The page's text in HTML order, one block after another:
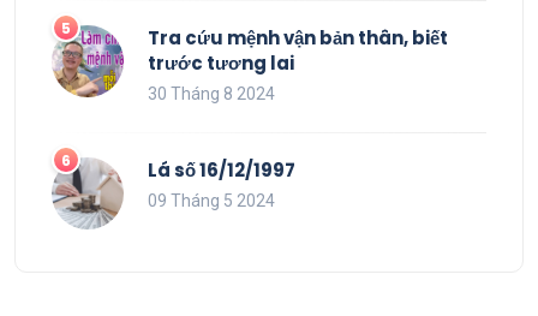
Tra cứu mệnh vận bản thân, biết
trước tương lai
30 Tháng 8 2024
Lá số 16/12/1997
09 Tháng 5 2024